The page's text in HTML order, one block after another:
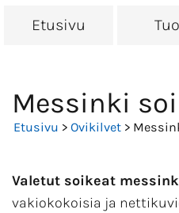
Etusivu
Messinki
Etusivu > Ovikilvet >
Valetut soikeat
vakiokokoisia ja